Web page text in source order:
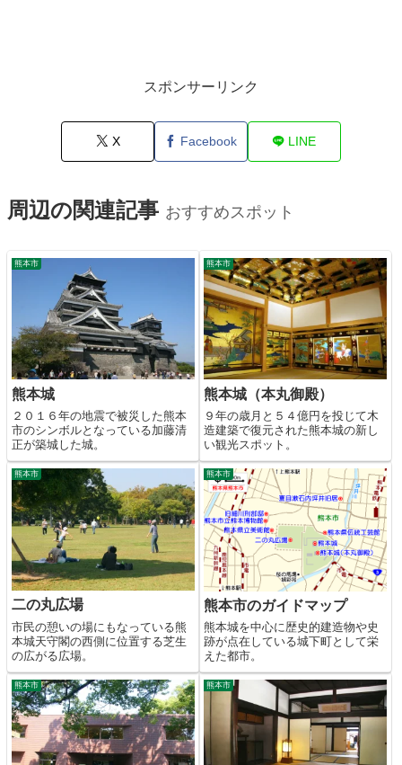
スポンサーリンク
X Facebook LINE
周辺の関連記事 おすすめスポット
熊本市
熊本城
２０１６年の地震で被災した熊本
市のシンボルとなっている加藤清
正が築城した城。
熊本市
熊本城（本丸御殿）
９年の歳月と５４億円を投じて木
造建築で復元された熊本城の新し
い観光スポット。
熊本市
二の丸広場
市民の憩いの場にもなっている熊
本城天守閣の西側に位置する芝生
の広がる広場。
熊本市
熊本市のガイドマップ
熊本城を中心に歴史的建造物や史
跡が点在している城下町として栄
えた都市。
熊本市 熊本市